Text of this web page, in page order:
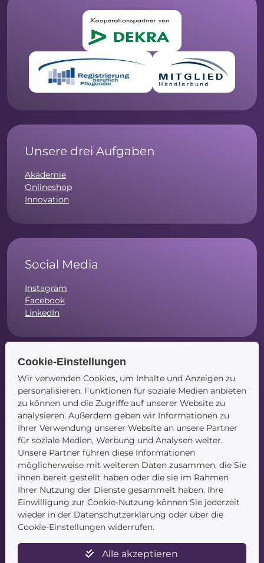
Unsere drei Aufgaben
Akademie
Onlineshop
Innovation
Social Media
Instagram
Facebook
LinkedIn
Navigation
Startseite
Blog
Kontakt
Service
Newsletter
Cookie-Einstellungen
Wir verwenden Cookies, um Inhalte und Anzeigen zu
personalisieren, Funktionen für soziale Medien anbieten
zu können und die Zugriffe auf unserer Website zu
analysieren. Außerdem geben wir Informationen zu
Ihrer Verwendung unserer Website an unsere Partner
für soziale Medien, Werbung und Analysen weiter.
Unsere Partner führen diese Informationen
möglicherweise mit weiteren Daten zusammen, die Sie
ihnen bereit gestellt haben oder die sie im Rahmen
Ihrer Nutzung der Dienste gesammelt haben. Ihre
Einwilligung zur Cookie-Nutzung können Sie jederzeit
wieder in der Datenschutzerklärung oder über die
Cookie-Einstellungen widerrufen.
Alle akzeptieren